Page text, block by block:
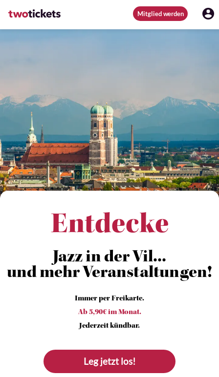
Mitglied werden
Entdecke
Jazz in der Vil...
und mehr Veranstaltungen!
Immer per Freikarte.
Ab 5,90€ im Monat.
Jederzeit kündbar.
Leg jetzt los!